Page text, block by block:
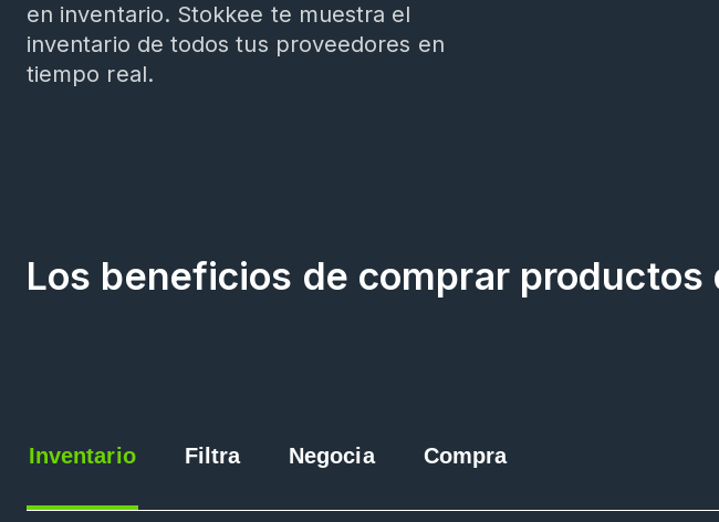
en inventario. Stokkee te muestra el
inventario de todos tus proveedores en
tiempo real.
Los beneficios de comprar
Inventario Filtra Negocia Compra